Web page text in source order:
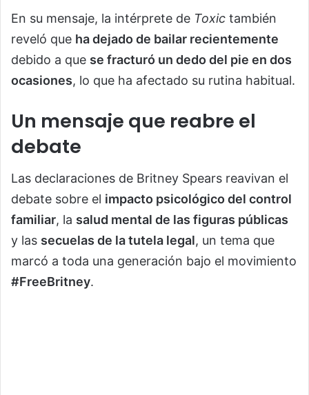
En su mensaje, la intérprete de Toxic también
reveló que ha dejado de bailar recientemente
debido a que se fracturó un dedo del pie en dos
ocasiones, lo que ha afectado su rutina habitual.
Un mensaje que reabre el
debate
Las declaraciones de Britney Spears reavivan el
debate sobre el impacto psicológico del control
familiar, la salud mental de las figuras públicas
y las secuelas de la tutela legal, un tema que
marcó a toda una generación bajo el movimiento
#FreeBritney.